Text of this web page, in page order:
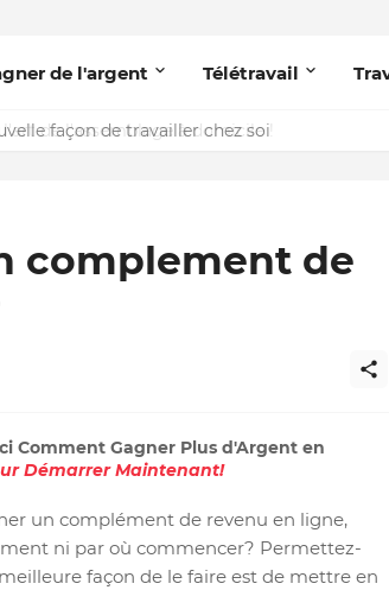
de l'argent Télétravail
façon de travailler chez soi
complement de
Comment Gagner Plus d'Argent en
Démarrer Maintenant!
un complément de revenu en ligne,
ni par où commencer? Permettez-
façon de le faire est de mettre en